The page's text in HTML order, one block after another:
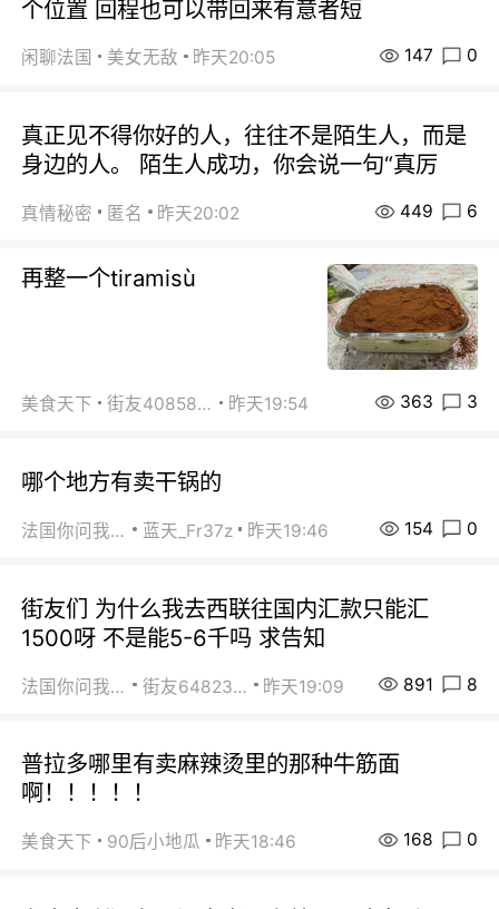
个位置 回程也可以带回来有意者短
闲聊法国 美女无敌 昨天20:05 147 0
真正见不得你好的人，往往不是陌生人，而是
身边的人。 陌生人成功，你会说一句“真厉
真情秘密 匿名 昨天20:02 449 6
再整一个tiramisù
美食天下 街友40858442 昨天19:54 363 3
哪个地方有卖干锅的
法国你问我答 蓝天_Fr37z 昨天19:46 154 0
街友们 为什么我去西联往国内汇款只能汇
1500呀 不是能5-6千吗 求告知
法国你问我答 街友64823891 昨天19:09 891 8
普拉多哪里有卖麻辣烫里的那种牛筋面
啊！！！！！
美食天下 90后小地瓜 昨天18:46 168 0